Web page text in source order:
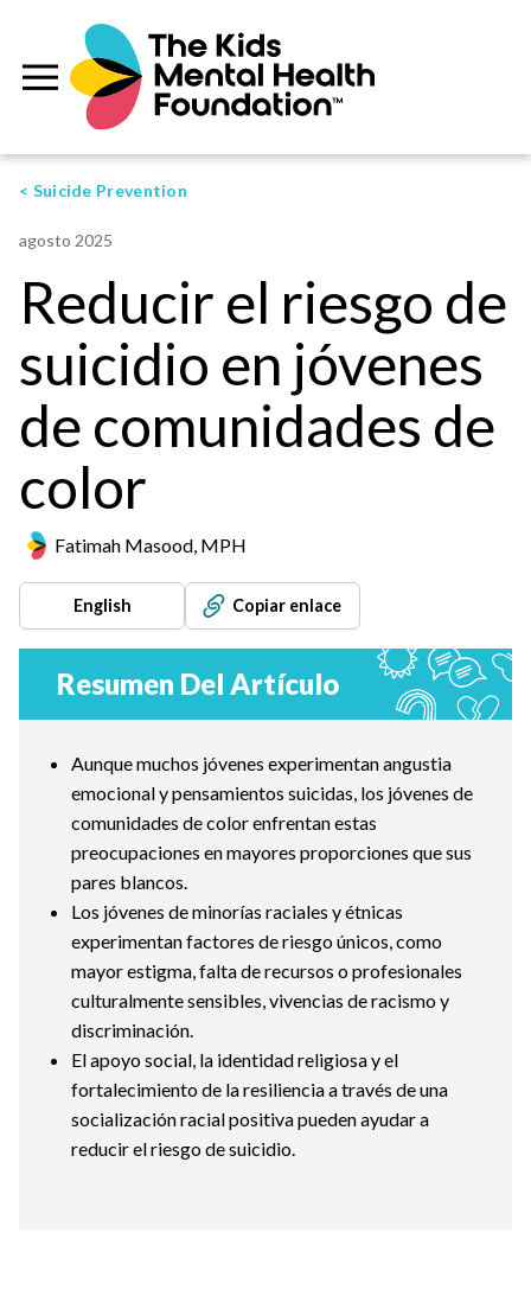
< Suicide Prevention
agosto 2025
Reducir el riesgo de
suicidio en jóvenes
de comunidades de
color
Fatimah Masood, MPH
English Copiar enlace
Resumen Del Artículo
Aunque muchos jóvenes experimentan angustia
emocional y pensamientos suicidas, los jóvenes de
comunidades de color enfrentan estas
preocupaciones en mayores proporciones que sus
pares blancos.
Los jóvenes de minorías raciales y étnicas
experimentan factores de riesgo únicos, como
mayor estigma, falta de recursos o profesionales
culturalmente sensibles, vivencias de racismo y
discriminación.
El apoyo social, la identidad religiosa y el
fortalecimiento de la resiliencia a través de una
socialización racial positiva pueden ayudar a
reducir el riesgo de suicidio.